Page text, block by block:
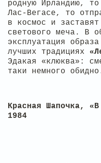
родную Ирландию,
Лас-Вегасе, то
в космос и
светового меча. В
эксплуатация
лучших традициях
Эдакая «клюква»:
таки немного
Красная Шапочка,
1984